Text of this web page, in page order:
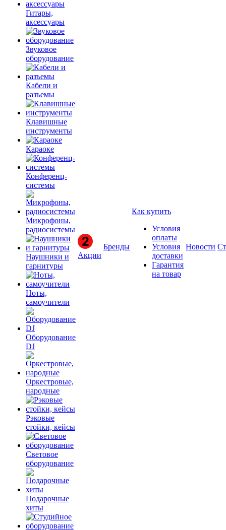
Гитары,
аксессуары
Звуковое
оборудование
Кабели и
разъемы
Клавишные
инструменты
Караоке
Конференц-
системы
Микрофоны,
радиосистемы
Наушники и
гарнитуры
Ноты,
самоучители
Оборудование
DJ
Оркестровые,
народные
Рэковые
стойки, кейсы
Световое
оборудование
Подарочные
хиты
Акции
Бренды
Как купить
Условия
оплаты
Условия
доставки
Гарантия
на товар
Новости